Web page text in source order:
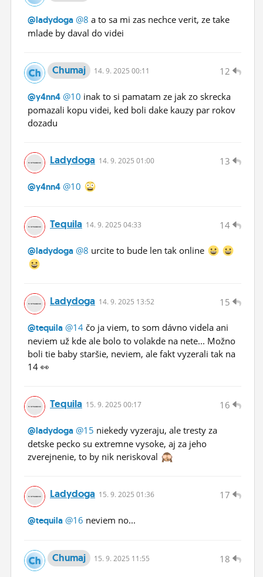
@ladydoga @8 a to sa mi zas nechce verit, ze take
mlade by daval do videi
12
Chumaj 14. 9. 2025 00:11
@y4nn4 @10 inak to si pamatam ze jak zo skrecka
pomazali kopu videi, ked boli dake kauzy par rokov
dozadu
13
Ladydoga 14. 9. 2025 01:00
@y4nn4 @10
14
Tequila 14. 9. 2025 04:33
@ladydoga @8 urcite to bude len tak online
15
Ladydoga 14. 9. 2025 13:52
@tequila @14 čo ja viem, to som dávno videla ani
neviem už kde ale bolo to volakde na nete... Možno
boli tie baby staršie, neviem, ale fakt vyzerali tak na
14 👀
16
Tequila 15. 9. 2025 00:17
@ladydoga @15 niekedy vyzeraju, ale tresty za
detske pecko su extremne vysoke, aj za jeho
zverejnenie, to by nik neriskoval
17
Ladydoga 15. 9. 2025 01:36
@tequila @16 neviem no...
18
Chumaj 15. 9. 2025 11:55